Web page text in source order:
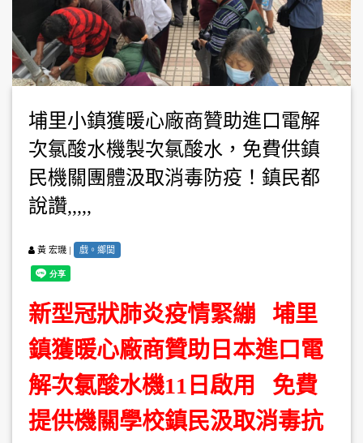
埔里小鎮獲暖心廠商贊助進口電解
次氯酸水機製次氯酸水，免費供鎮
民機關團體汲取消毒防疫！鎮民都
說讚,,,,,
黃 宏璣 | 戲。鄉閭
新型冠狀肺炎疫情緊繃 埔里
鎮獲暖心廠商贊助日本進口電
解次氯酸水機11日啟用 免費
提供機關學校鎮民汲取消毒抗